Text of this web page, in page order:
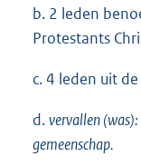
b. 2 leden
Protestants
c. 4 leden uit
d.vervallen (was):
gemeenschap.